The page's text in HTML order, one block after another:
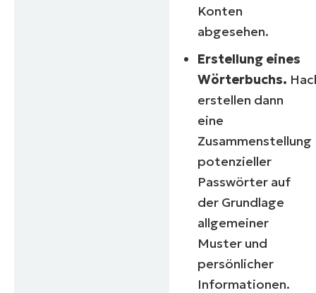
Konten
abgesehen.
Erstellung eines
Wörterbuchs.
erstellen dann
eine
Zusammenstellung
potenzieller
Passwörter auf
der Grundlage
allgemeiner
Muster und
persönlicher
Informationen.